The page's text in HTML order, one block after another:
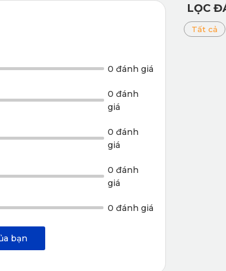
liệu da PU cao cấp kết hợp với tấm phủ bề
dùng.
0 đánh giá
0 đánh
giá
0 đánh
giá
0 đánh
giá
0 đánh giá
bạn
LỌC
Tất cả